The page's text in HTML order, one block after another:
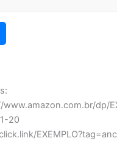
dp/
20